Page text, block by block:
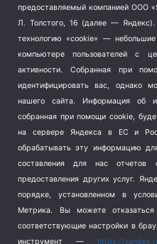
Терроризм (1)
Транспорт (262)
Туризм (178)
Школа и спорт (2)
Экология (8)
Экономика (1172)
предоставляемый компанией ООО
Л. Толстого, 16 (далее — Яндекс).
технологию «cookie» —
компьютере пользователей с
активности.
Собранная при
идентифицировать вас, однако
нашего сайта. Информация об
собранная при помощи cookie,
на сервере Яндекса в ЕС и
обрабатывать эту информацию
составления для нас
предоставления других услуг.
порядке, установленном в
Метрика.
Вы можете
соответствующие настройки в
инструмент — https://